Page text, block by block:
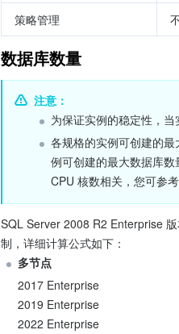
策略管理
数据库数量
注意：
为保证实例的稳定性，
各规格的实例可创建的
例可创建的最大数据库
CPU 核数相关，您可参
SQL Server 2008 R2 Enterprise
制，详细计算公式如下：
多节点
2017 Enterprise
2019 Enterprise
2022 Enterprise